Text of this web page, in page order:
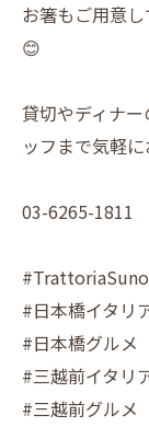
お箸もご用意
😊
貸切やディナ
ッフまで気軽
03-6265-1811
#TrattoriaSuno
#日本橋イタリ
#日本橋グルメ
#三越前イタリ
#三越前グルメ